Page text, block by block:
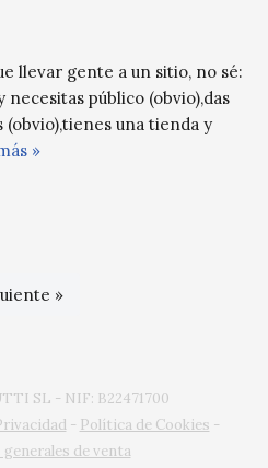
llevar gente a un sitio, no sé:
público (obvio),das
(obvio),tienes una tienda y
»
»
SL - NIF: B22471700
- Política de Cookies -
de venta